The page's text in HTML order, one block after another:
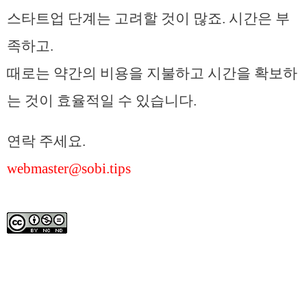
스타트업 단계는 고려할 것이 많죠. 시간은 부
족하고.
때로는 약간의 비용을 지불하고 시간을 확보하
는 것이 효율적일 수 있습니다.
연락 주세요.
webmaster@sobi.tips